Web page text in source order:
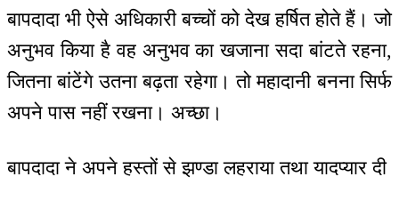
बापदादा भी ऐसे अधिकारी बच्चों को देख हर्षित होते हैं। जो
अनुभव किया है वह अनुभव का खजाना सदा बांटते रहना,
जितना बांटेंगे उतना बढ़ता रहेगा। तो महादानी बनना सिर्फ
अपने पास नहीं रखना। अच्छा।
बापदादा ने अपने हस्तों से झण्डा लहराया तथा यादप्यार दी